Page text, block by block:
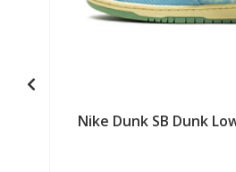
Nike Dunk SB Dunk